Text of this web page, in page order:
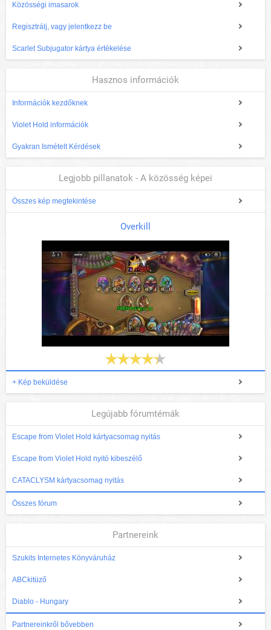
Közösségi imasarok
Regisztrálj, vagy jelentkezz be
Scarlet Subjugator kártya értékelése
Hasznos információk
Információk kezdőknek
Violet Hold információk
Gyakran Ismételt Kérdések
Legjobb pillanatok - A közösség képei
Összes kép megtekintése
Overkill
+ Kép beküldése
Legújabb fórumtémák
Escape from Violet Hold kártyacsomag nyitás
Escape from Violet Hold nyitó kibeszélő
CATACLYSM kártyacsomag nyitás
Összes fórum
Partnereink
Szukits Internetes Könyváruház
ABCkitüző
Diablo - Hungary
Partnereinkről bővebben